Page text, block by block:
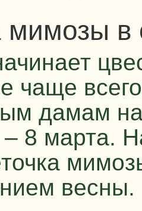
мимозы в
чаще
дамам
– 8 марта.
весны.